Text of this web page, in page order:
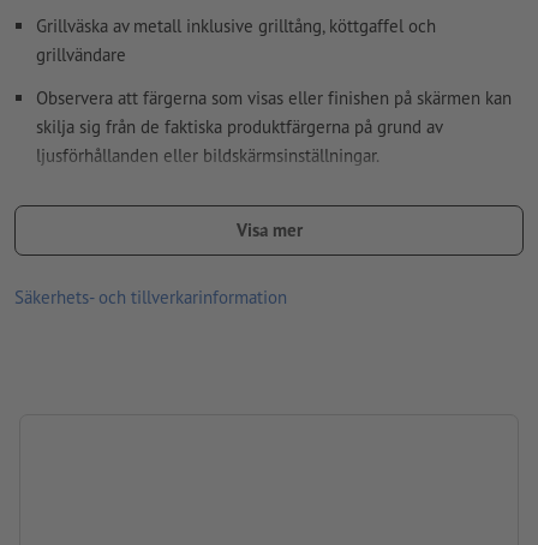
Grillväska av metall inklusive grilltång, köttgaffel och
grillvändare
Observera att färgerna som visas eller finishen på skärmen kan
skilja sig från de faktiska produktfärgerna på grund av
ljusförhållanden eller bildskärmsinställningar.
Förpackning: Enkeltemballage – pap
Visa mer
Säkerhets- och tillverkarinformation